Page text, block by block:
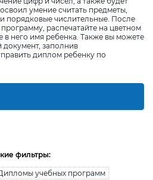
умение считать предметы,
порядковые числительные. После
распечатайте на цветном
него имя ребенка. Также вы можете
заполнив
диплом ребенку по
фильтры:
учебных программ